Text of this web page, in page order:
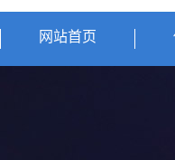
网站首页